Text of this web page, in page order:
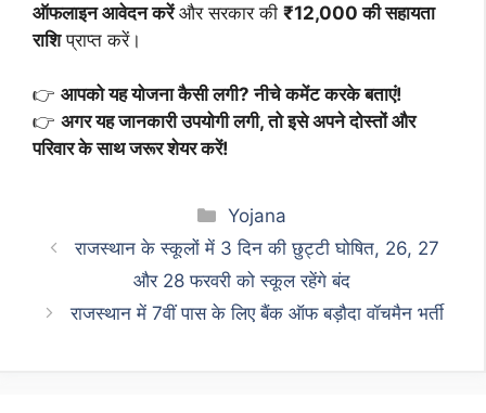
ऑफलाइन आवेदन करेंऔर सरकार की ₹12,000 की सहायता
राशिप्राप्त करें।
👉 आपको यह योजना कैसी लगी? नीचे कमेंट करके बताएं!
👉 अगर यह जानकारी उपयोगी लगी, तो इसे अपने दोस्तों और
परिवार के साथ जरूर शेयर करें!
Categories
Yojana
राजस्थान के स्कूलों में 3 दिन की छुट्टी घोषित, 26, 27
और 28 फरवरी को स्कूल रहेंगे बंद
राजस्थान में 7वीं पास के लिए बैंक ऑफ बड़ौदा वॉचमैन भर्ती